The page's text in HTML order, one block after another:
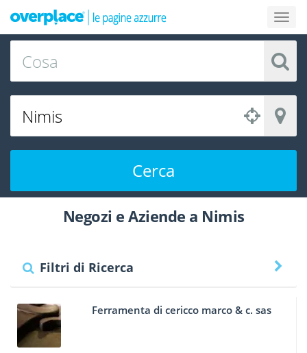
Cerca
Negozi e Aziende a Nimis
Filtri di Ricerca
Ferramenta di cericco marco & c. sas